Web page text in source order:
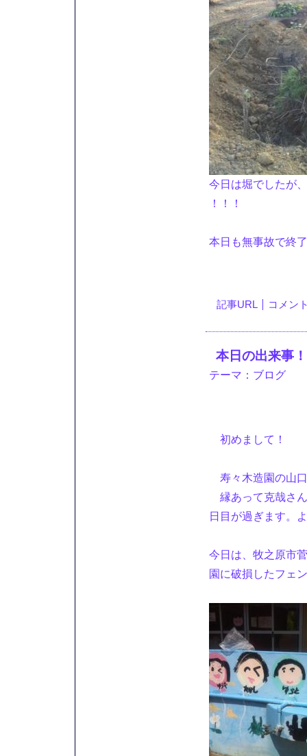
今日は堀でしたが
！！！
本日も無事故で終
記事URL コメン
本日の出来事！
テーマ： ブログ
初めまして！
寿々木造園の山
縁あって克哉さ
日目が過ぎます。
今日は、牧之原市
園に破損したフェ